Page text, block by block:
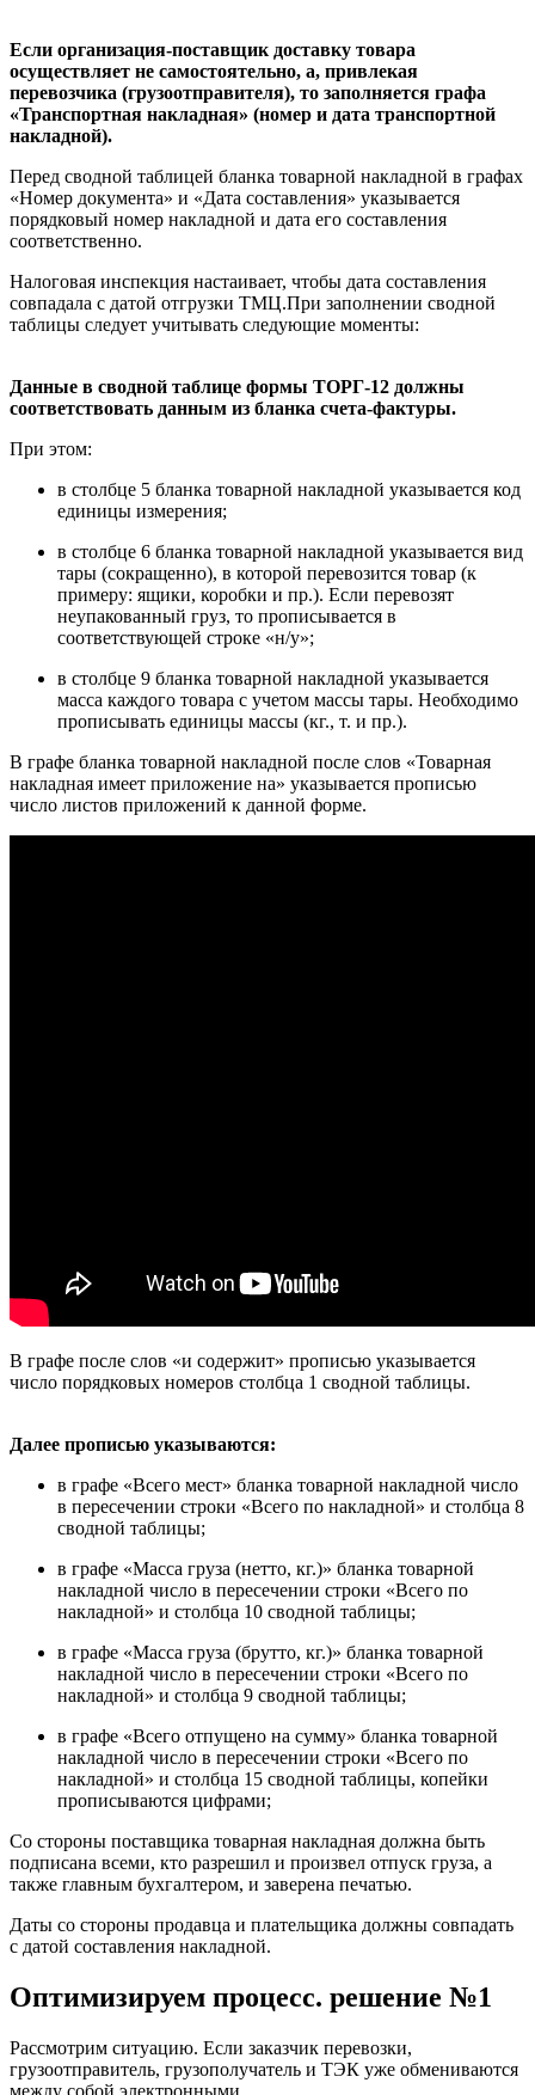
Если организация-поставщик доставку товара
осуществляет не самостоятельно, а, привлекая
перевозчика (грузоотправителя), то заполняется графа
«Транспортная накладная» (номер и дата транспортной
накладной).
Перед сводной таблицей бланка товарной накладной в графах
«Номер документа» и «Дата составления» указывается
порядковый номер накладной и дата его составления
соответственно.
Налоговая инспекция настаивает, чтобы дата составления
совпадала с датой отгрузки ТМЦ.При заполнении сводной
таблицы следует учитывать следующие моменты:
Данные в сводной таблице формы ТОРГ-12 должны
соответствовать данным из бланка счета-фактуры.
При этом:
в столбце 5 бланка товарной накладной указывается код
единицы измерения;
в столбце 6 бланка товарной накладной указывается вид
тары (сокращенно), в которой перевозится товар (к
примеру: ящики, коробки и пр.). Если перевозят
неупакованный груз, то прописывается в
соответствующей строке «н/у»;
в столбце 9 бланка товарной накладной указывается
масса каждого товара с учетом массы тары. Необходимо
прописывать единицы массы (кг., т. и пр.).
В графе бланка товарной накладной после слов «Товарная
накладная имеет приложение на» указывается прописью
число листов приложений к данной форме.
В графе после слов «и содержит» прописью указывается
число порядковых номеров столбца 1 сводной таблицы.
Далее прописью указываются:
в графе «Всего мест» бланка товарной накладной число
в пересечении строки «Всего по накладной» и столбца 8
сводной таблицы;
в графе «Масса груза (нетто, кг.)» бланка товарной
накладной число в пересечении строки «Всего по
накладной» и столбца 10 сводной таблицы;
в графе «Масса груза (брутто, кг.)» бланка товарной
накладной число в пересечении строки «Всего по
накладной» и столбца 9 сводной таблицы;
в графе «Всего отпущено на сумму» бланка товарной
накладной число в пересечении строки «Всего по
накладной» и столбца 15 сводной таблицы, копейки
прописываются цифрами;
Со стороны поставщика товарная накладная должна быть
подписана всеми, кто разрешил и произвел отпуск груза, а
также главным бухгалтером, и заверена печатью.
Даты со стороны продавца и плательщика должны совпадать
с датой составления накладной.
Оптимизируем процесс. решение №1
Рассмотрим ситуацию. Если заказчик перевозки,
грузоотправитель, грузополучатель и ТЭК уже обмениваются
между собой электронными